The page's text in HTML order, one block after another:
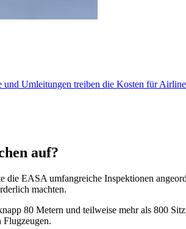
Umleitungen treiben die Kosten für
auf?
EASA umfangreiche Inspektionen
machten.
80 Metern und teilweise mehr als 800
Flugzeugen.